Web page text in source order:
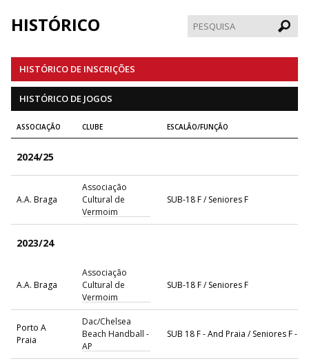
HISTÓRICO
HISTÓRICO DE INSCRIÇÕES
HISTÓRICO DE JOGOS
ASSOCIAÇÃO CLUBE ESCALÃO/FUNÇÃO
2024/25
A.A. Braga
Associação
Cultural de
Vermoim
SUB-18 F / Seniores F
2023/24
A.A. Braga
Associação
Cultural de
Vermoim
SUB-18 F / Seniores F
Porto A
Praia
Dac/Chelsea
Beach Handball -
AP
SUB 18 F - And Praia / Seniores F -